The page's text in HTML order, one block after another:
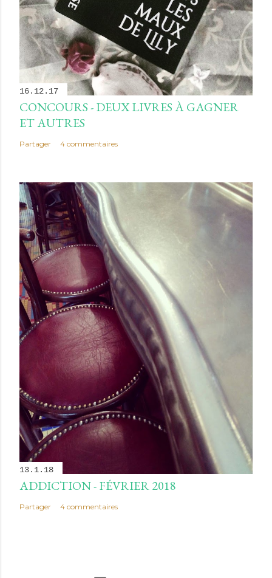
16.12.17
CONCOURS - DEUX LIVRES À GAGNER
ET AUTRES
Partager 4 commentaires
13.1.18
ADDICTION - FÉVRIER 2018
Partager 4 commentaires